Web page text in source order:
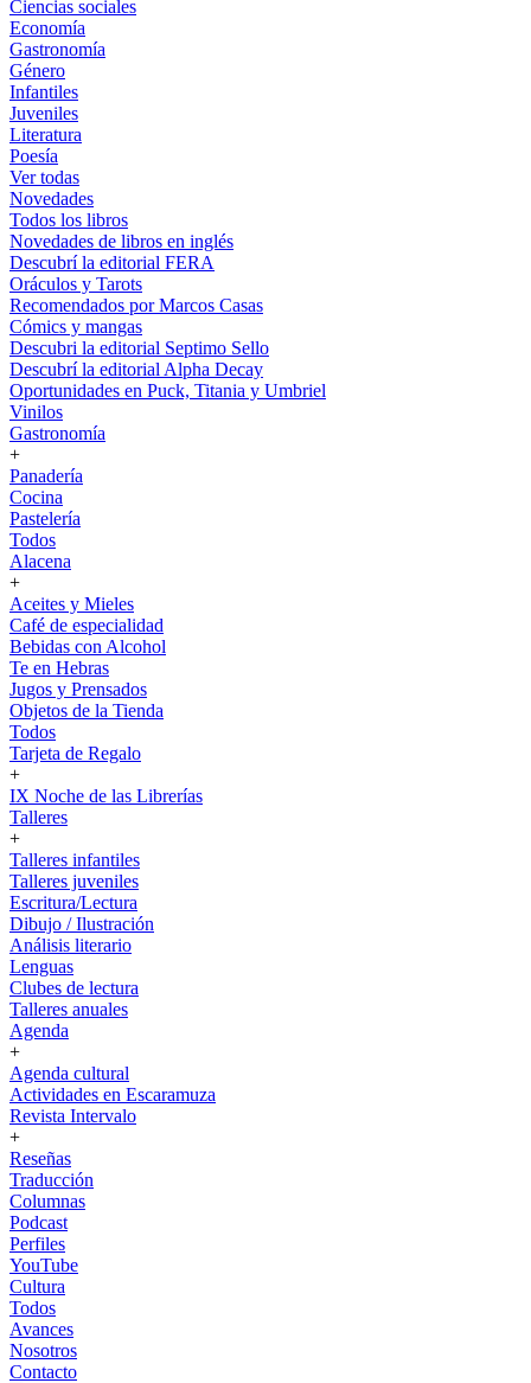
Ciencias sociales
Economía
Gastronomía
Género
Infantiles
Juveniles
Literatura
Poesía
Ver todas
Novedades
Todos los libros
Novedades de libros en inglés
Descubrí la editorial FERA
Oráculos y Tarots
Recomendados por Marcos Casas
Cómics y mangas
Descubri la editorial Septimo Sello
Descubrí la editorial Alpha Decay
Oportunidades en Puck, Titania y Umbriel
Vinilos
Gastronomía
+
Panadería
Cocina
Pastelería
Todos
Alacena
+
Aceites y Mieles
Café de especialidad
Bebidas con Alcohol
Te en Hebras
Jugos y Prensados
Objetos de la Tienda
Todos
Tarjeta de Regalo
+
IX Noche de las Librerías
Talleres
+
Talleres infantiles
Talleres juveniles
Escritura/Lectura
Dibujo / Ilustración
Análisis literario
Lenguas
Clubes de lectura
Talleres anuales
Agenda
+
Agenda cultural
Actividades en Escaramuza
Revista Intervalo
+
Reseñas
Traducción
Columnas
Podcast
Perfiles
YouTube
Cultura
Todos
Avances
Nosotros
Contacto